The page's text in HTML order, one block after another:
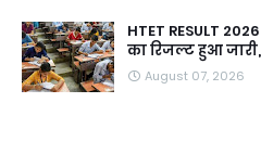
HTET RESULT
का रिजल्ट हुआ
August 07, 2026